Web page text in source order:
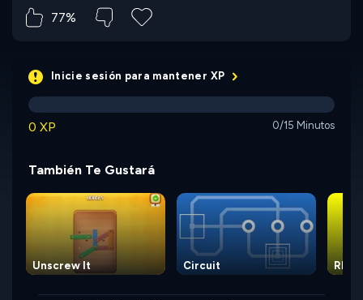
77%
Inicie sesión para mantener XP
0 XP 0/15 Minutos
También Te Gustará
Unscrew It Circuit